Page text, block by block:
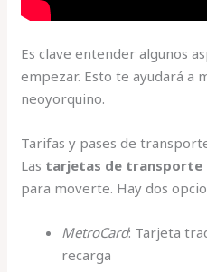
Es clave entender algunos
empezar. Esto te ayudará a
neoyorquino.
Tarifas y pases de
Las tarjetas de transporte
para moverte. Hay dos
MetroCard: Tarjeta
recarga